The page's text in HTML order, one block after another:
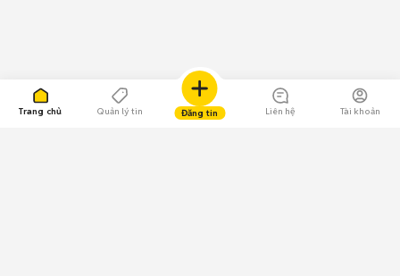
Trang chủ Quản lý tin Đăng tin Liên hệ Tài khoản